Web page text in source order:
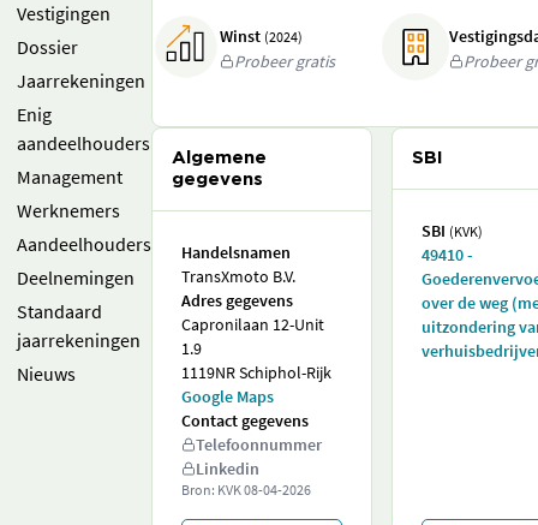
Vestigingen
Dossier
Jaarrekeningen
Enig
aandeelhouders
Management
Werknemers
Aandeelhouders
Deelnemingen
Standaard
jaarrekeningen
Nieuws
Winst (2024)
Probeer gratis
Probeer
Algemene
gegevens
Handelsnamen
TransXmoto B.V.
Adres gegevens
Capronilaan 12-Unit
1.9
1119NR Schiphol-Rijk
Google Maps
Contact gegevens
Telefoonnummer
Linkedin
Bron: KVK08-04-2026
SBI
SBI (KVK)
49410 -
over de weg
uitzondering